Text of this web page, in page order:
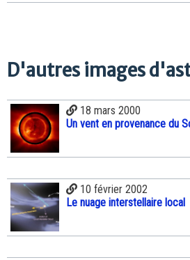
D'autres images
18 mars 2000
Un vent en provenance du
10 février 2002
Le nuage interstellaire local